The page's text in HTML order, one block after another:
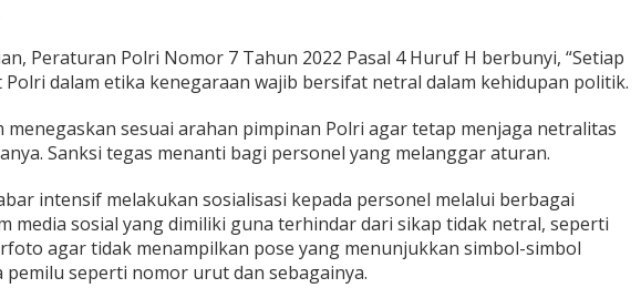
Peraturan Polri Nomor 7 Tahun 2022 Pasal 4 Huruf H berbunyi, “Setiap
Polri dalam etika kenegaraan wajib bersifat netral dalam kehidupan politik.
menegaskan sesuai arahan pimpinan Polri agar tetap menjaga netralitas
Sanksi tegas menanti bagi personel yang melanggar aturan.
intensif melakukan sosialisasi kepada personel melalui berbagai
media sosial yang dimiliki guna terhindar dari sikap tidak netral, seperti
agar tidak menampilkan pose yang menunjukkan simbol-simbol
pemilu seperti nomor urut dan sebagainya.